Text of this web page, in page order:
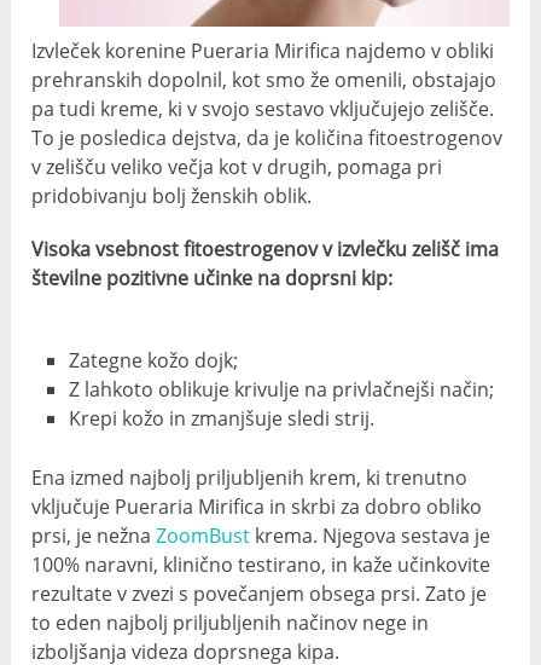
Izvleček korenine Pueraria Mirifica najdemo v obliki
prehranskih dopolnil, kot smo že omenili, obstajajo
pa tudi kreme, ki v svojo sestavo vključujejo zelišče.
To je posledica dejstva, da je količina fitoestrogenov
v zelišču veliko večja kot v drugih, pomaga pri
pridobivanju bolj ženskih oblik.
Visoka vsebnost fitoestrogenov v izvlečku zelišč ima
številne pozitivne učinke na doprsni kip:
Zategne kožo dojk;
Z lahkoto oblikuje krivulje na privlačnejši način;
Krepi kožo in zmanjšuje sledi strij.
Ena izmed najbolj priljubljenih krem, ki trenutno
vključuje Pueraria Mirifica in skrbi za dobro obliko
prsi, je nežnaZoomBust krema. Njegova sestava je
100% naravni, klinično testirano, in kaže učinkovite
rezultate v zvezi s povečanjem obsega prsi. Zato je
to eden najbolj priljubljenih načinov nege in
izboljšanja videza doprsnega kipa.